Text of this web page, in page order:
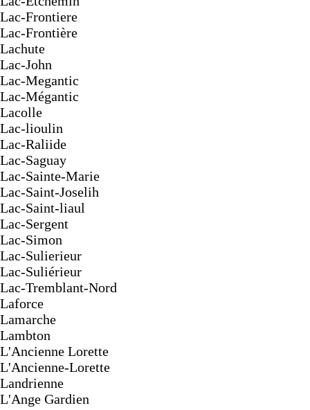
Lac-Frontiere
Lac-Frontière
Lachute
Lac-John
Lac-Megantic
Lac-Mégantic
Lacolle
Lac-lioulin
Lac-Raliide
Lac-Saguay
Lac-Sainte-Marie
Lac-Saint-Joselih
Lac-Saint-liaul
Lac-Sergent
Lac-Simon
Lac-Sulierieur
Lac-Suliérieur
Lac-Tremblant-Nord
Laforce
Lamarche
Lambton
L'Ancienne Lorette
L'Ancienne-Lorette
Landrienne
L'Ange Gardien